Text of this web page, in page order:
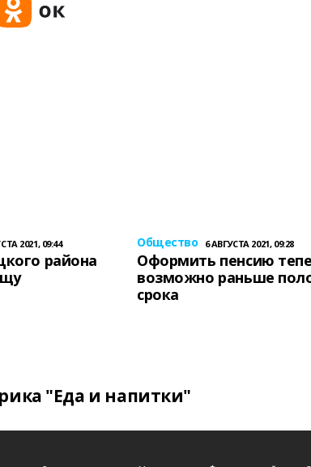
2021, 09:44
района
Общество 6 АВГУСТА 2021, 09:28
Оформить пенсию
возможно раньше
срока
"Еда и напитки"